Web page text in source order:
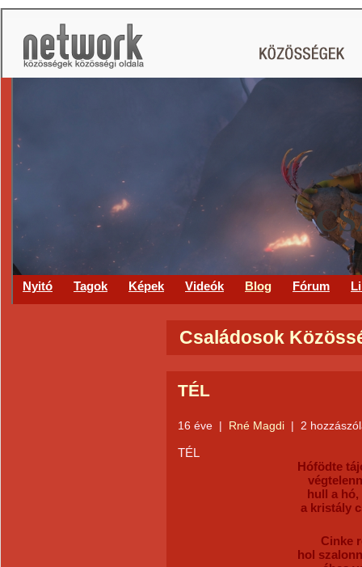
Nyitó Tagok Képek Videók Blog Fórum
Családosok
TÉL
16 éve | Rné Magdi | 2
TÉL
Hófödte
hull a
a kristály
Cinke
hol